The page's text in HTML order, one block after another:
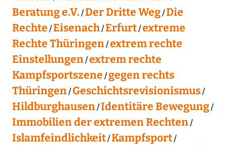
Beratung e.V. Der Dritte Weg Die
Rechte Eisenach Erfurt extreme
Rechte Thüringen extrem rechte
Einstellungen extrem rechte
Kampfsportszene gegen rechts
Thüringen Geschichtsrevisionismus
Hildburghausen Identitäre Bewegung
Immobilien der extremen Rechten
Islamfeindlichkeit Kampfsport